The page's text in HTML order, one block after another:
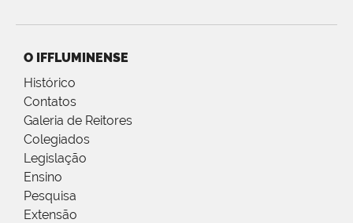
O IFFLUMINENSE
Histórico
Contatos
Galeria de Reitores
Colegiados
Legislação
Ensino
Pesquisa
Extensão